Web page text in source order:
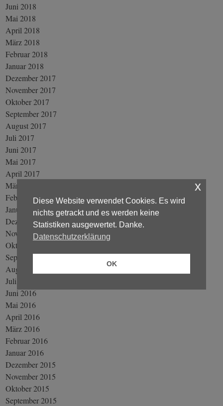
Juni 2018
Mai 2018
April 2018
März 2018
Februar 2018
Januar 2018
Dezember 2017
November 2017
Oktober 2017
September 2017
August 2017
Juli 2017
Juni 2017
Mai 2017
April 2017
März 2017
Februar 2017
Januar 2017
Dezember 2016
November 2016
Oktober 2016
September 2016
August 2016
Juli 2016
Juni 2016
Mai 2016
April 2016
März 2016
Februar 2016
Januar 2016
Dezember 2015
November 2015
Oktober 2015
September 2015
Diese Website verwendet Cookies. Es wird
nichts getrackt und es werden keine
Statistiken ausgewertet. Danke.
Datenschutzerklärung
OK
x